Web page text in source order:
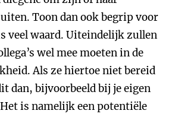
Toon dan ook begrip voor
veel waard. Uiteindelijk zullen
wel mee moeten in de
Als ze hiertoe niet bereid
dan, bijvoorbeeld bij je eigen
is namelijk een potentiële